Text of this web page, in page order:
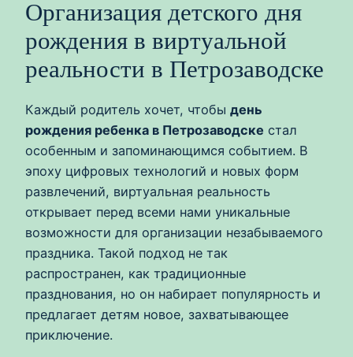
Организация детского дня
рождения в виртуальной
реальности в Петрозаводске
Каждый родитель хочет, чтобы день
рождения ребенка в Петрозаводске стал
особенным и запоминающимся событием. В
эпоху цифровых технологий и новых форм
развлечений, виртуальная реальность
открывает перед всеми нами уникальные
возможности для организации незабываемого
праздника. Такой подход не так
распространен, как традиционные
празднования, но он набирает популярность и
предлагает детям новое, захватывающее
приключение.